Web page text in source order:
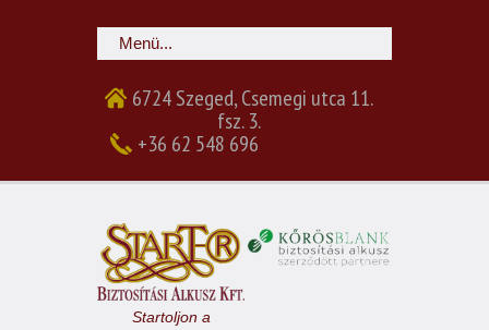
6724 Szeged, Csemegi utca 11.
fsz. 3.
+36 62 548 696
Startoljon a